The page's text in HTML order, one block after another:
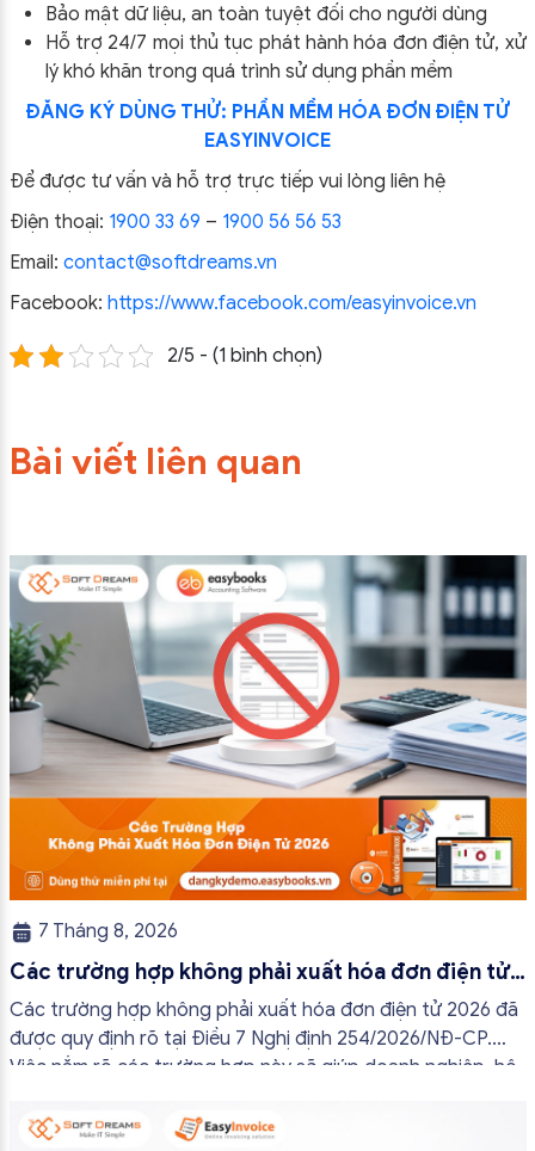
Bảo mật dữ liệu, an toàn tuyệt đối cho người dùng
Hỗ trợ 24/7 mọi thủ tục phát hành hóa đơn điện tử, xử
lý khó khăn trong quá trình sử dụng phần mềm
ĐĂNG KÝ DÙNG THỬ: PHẦN MỀM HÓA ĐƠN ĐIỆN TỬ
EASYINVOICE
Để được tư vấn và hỗ trợ trực tiếp vui lòng liên hệ
Điện thoại: 1900 33 69 – 1900 56 56 53
Email: contact@softdreams.vn
Facebook: https://www.facebook.com/easyinvoice.vn
2/5 - (1 bình chọn)
Bài viết liên quan
7 Tháng 8, 2026
Các trường hợp không phải xuất hóa đơn điện tử
2026
Các trường hợp không phải xuất hóa đơn điện tử 2026 đã
được quy định rõ tại Điều 7 Nghị định 254/2026/NĐ-CP.
Việc nắm rõ các trường hợp này sẽ giúp doanh nghiệp, hộ
tránh lập hóa đơn không cần thiết hoặc áp […]